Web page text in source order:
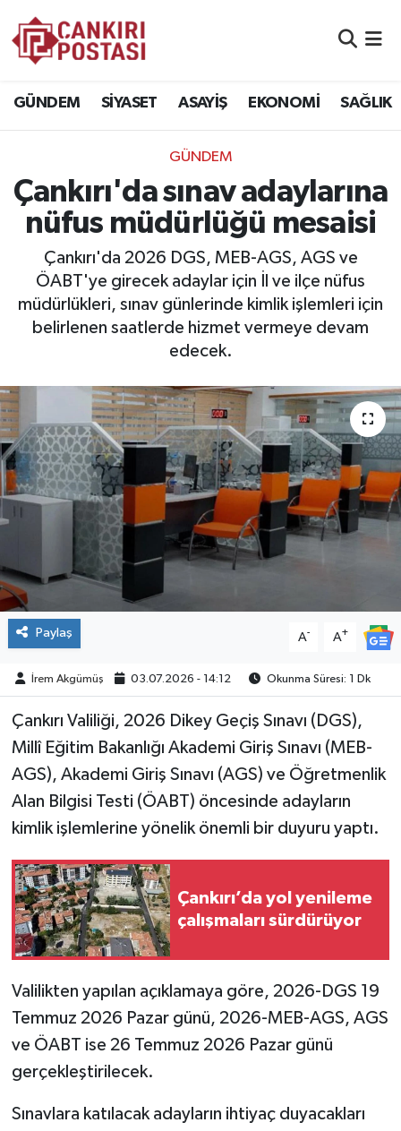
GÜNDEM SİYASET ASAYİŞ EKONOMİ SAĞLIK
GÜNDEM
Çankırı'da sınav adaylarına
nüfus müdürlüğü mesaisi
Çankırı'da 2026 DGS, MEB-AGS, AGS ve
ÖABT'ye girecek adaylar için İl ve ilçe nüfus
müdürlükleri, sınav günlerinde kimlik işlemleri için
belirlenen saatlerde hizmet vermeye devam
edecek.
Paylaş A- A+
İrem Akgümüş 03.07.2026 - 14:12 Okunma Süresi: 1 Dk
Çankırı Valiliği, 2026 Dikey Geçiş Sınavı (DGS),
Millî Eğitim Bakanlığı Akademi Giriş Sınavı (MEB-
AGS), Akademi Giriş Sınavı (AGS) ve Öğretmenlik
Alan Bilgisi Testi (ÖABT) öncesinde adayların
kimlik işlemlerine yönelik önemli bir duyuru yaptı.
Çankırı’da yol yenileme
çalışmaları sürdürüyor
Valilikten yapılan açıklamaya göre, 2026-DGS 19
Temmuz 2026 Pazar günü, 2026-MEB-AGS, AGS
ve ÖABT ise 26 Temmuz 2026 Pazar günü
gerçekleştirilecek.
Sınavlara katılacak adayların ihtiyaç duyacakları
EKONOMİ
SAĞLIK
SPOR
YAŞAM
ÇEVRE
İLÇELER
RESMİ İLANLAR
KÜLTÜR
TURİZM
BİLİM&TEKNOLOJİ
BÖLGE
DÜNYA
Trafik Durumu
Süper Lig Puan Durumu ve Fikstür
Tüm Manşetler
Son Dakika Haberleri
Haber Arşivi